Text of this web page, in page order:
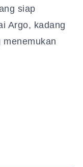
siap
Argo, kadang